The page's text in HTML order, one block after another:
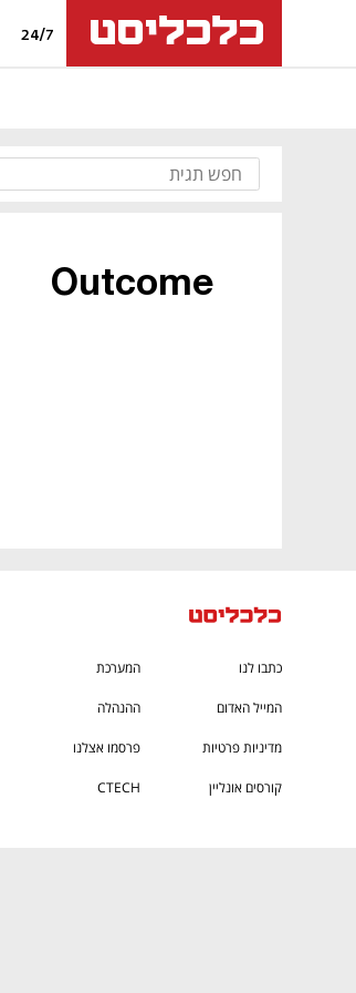
24/7
Outcome
כתבו לנו המערכת
המייל האדום ההנהלה
מדיניות פרטיות פרסמו אצלנו
קורסים אונליין CTECH